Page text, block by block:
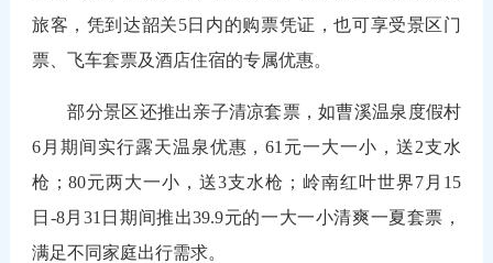
旅客，凭到达韶关5日内的购票凭证，也可享受景区门
票、飞车套票及酒店住宿的专属优惠。
部分景区还推出亲子清凉套票，如曹溪温泉度假村
6月期间实行露天温泉优惠，61元一大一小，送2支水
枪；80元两大一小，送3支水枪；岭南红叶世界7月15
日-8月31日期间推出39.9元的一大一小清爽一夏套票，
满足不同家庭出行需求。